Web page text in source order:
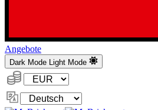
Angebote
Dark Mode Light Mode
Währung:
Sprache
ändern